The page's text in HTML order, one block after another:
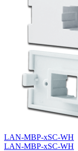
LAN-MBP-xSC-WH
LAN-MBP-xSC-WH